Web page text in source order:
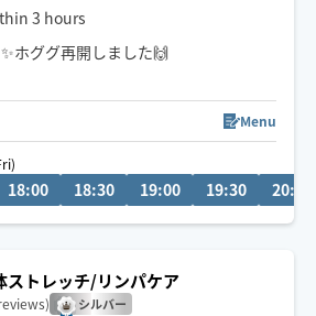
3 hours
ホググ再開しました🙌
＊リンパ流し＊むくみ＊代謝アップ
せて体と心を整えるトリートメント
になったと好評です☺️✨お客様のお体
Menu
18:00 18:30 19:00 19:30 20:00
ストレッチ/リンパケア
シルバー